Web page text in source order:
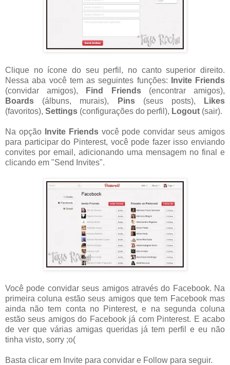
Clique no ícone do seu perfil, no canto superior direito.
Nessa aba você tem as seguintes funções:
Invite Friends
(convidar amigos),
Find Friends(encontrar amigos),
Boards (álbuns, murais), Pins(seus posts),
Likes
(favoritos), Settings (configurações do perfil), Logout (sair).
Na opção Invite Friendsvocê pode convidar seus amigos
para participar do Pinterest, você pode fazer isso enviando
convites por email, adicionando uma mensagem no final e
clicando em "Send Invites".
Você pode convidar seus amigos através do Facebook. Na
primeira coluna estão seus amigos que tem Facebook mas
ainda não tem conta no Pinterest, e na segunda coluna
estão seus amigos do Facebook já com Pinterest. E acabo
de ver que várias amigas queridas já tem perfil e eu não
tinha visto, sorry ;o(
Basta clicar em Invite para convidar e Follow para seguir.